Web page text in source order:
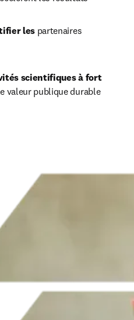
les partenaires
scientifiques à fort
valeur publique durable
fenêtre